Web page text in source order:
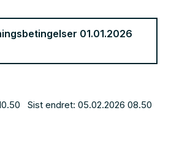
01.01.2026
Sist endret 05.02.2026 08.50